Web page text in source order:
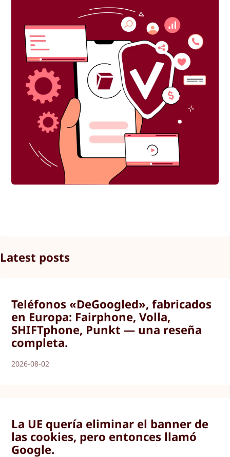
Latest posts
Teléfonos «DeGoogled», fabricados
en Europa: Fairphone, Volla,
SHIFTphone, Punkt — una reseña
completa.
2026-08-02
La UE quería eliminar el banner de
las cookies, pero entonces llamó
Google.